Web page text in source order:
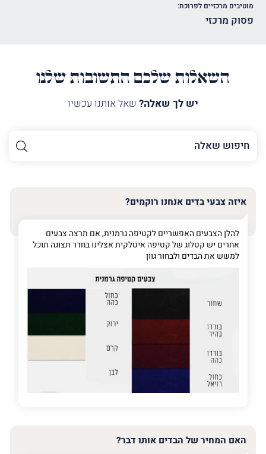
מוטיבים מרכזיים לפרוכת:
פסוק מרכזי
השאלות שלכם התשובות שלנו
יש לך שאלה? שאל אותנו עכשיו
השם
שלך
טלפון (חובה)
פרט על מה מדובר
איזה צבעי בדים אנחנו רוקמים?
להלן הצבעים האפשריים לקטיפה גרמנית, אם תרצה צבעים
אחרים יש קטלוג של קטיפה איטלקית אצלינו בחדר תצוגה תוכל
למשש את הבדים ולבחור גוון
האם המחיר של הבדים אותו דבר?